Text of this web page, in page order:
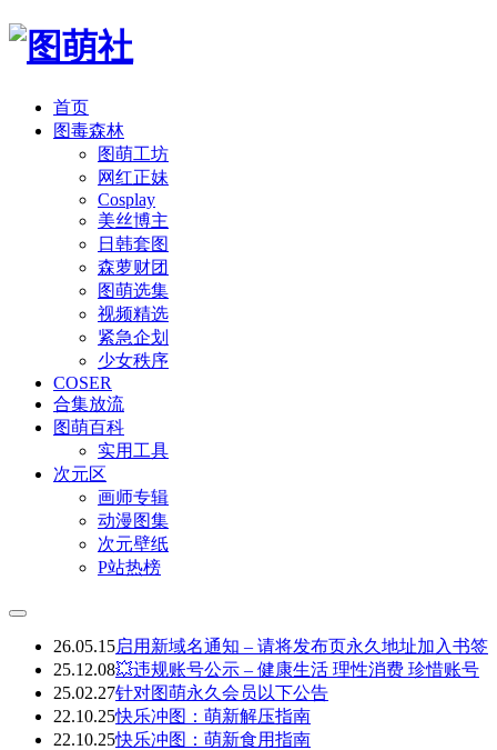
首页
图毒森林
图萌工坊
网红正妹
Cosplay
美丝博主
日韩套图
森萝财团
图萌选集
视频精选
紧急企划
少女秩序
COSER
合集放流
图萌百科
实用工具
次元区
画师专辑
动漫图集
次元壁纸
P站热榜
26.05.15启用新域名通知 – 请将发布页永久地址加入书签
25.12.08💥违规账号公示 – 健康生活 理性消费 珍惜账号
25.02.27针对图萌永久会员以下公告
22.10.25快乐冲图：萌新解压指南
22.10.25快乐冲图：萌新食用指南